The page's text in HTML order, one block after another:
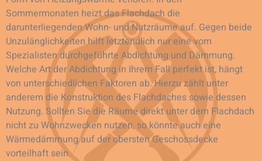
Sommermonaten heizt das Flachdach die
darunterliegenden Wohn- und Nutzräume auf. Gegen beide
Unzulänglichkeiten hilft letztendlich nur eine vom
Spezialisten durchgeführte Abdichtung und Dämmung.
Welche Art der Abdichtung in Ihrem Fall perfekt ist, hängt
von unterschiedlichen Faktoren ab. Hierzu zählt unter
anderem die Konstruktion des Flachdaches sowie dessen
Nutzung. Sollten Sie die Räume direkt unter dem Flachdach
nicht zu Wohnzwecken nutzen, so könnte auch eine
Wärmedämmung auf der obersten Geschossdecke
vorteilhaft sein.